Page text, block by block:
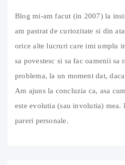
Blog mi-am facut (in 2007) la
am pastrat de curiozitate si din
orice alte lucruri care imi umplu
sa povestesc si sa fac oamenii sa
problema, la un moment dat,
Am ajuns la concluzia ca, asa
este evolutia (sau involutia)
pareri personale.